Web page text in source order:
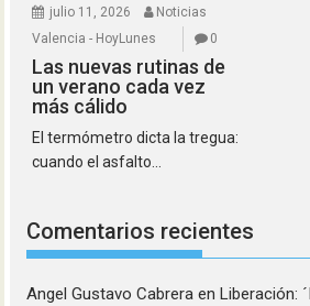
julio 11, 2026
Noticias
Valencia - HoyLunes
0
Las nuevas rutinas de
un verano cada vez
más cálido
El termómetro dicta la tregua:
cuando el asfalto...
Comentarios recientes
Angel Gustavo Cabrera enLiberación: